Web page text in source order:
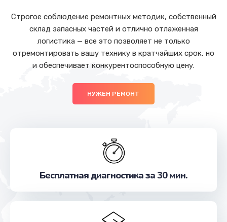
Строгое соблюдение ремонтных методик, собственный
склад запасных частей и отлично отлаженная
логистика — все это позволяет не только
отремонтировать вашу технику в кратчайших срок, но
и обеспечивает конкурентоспособную цену.
НУЖЕН РЕМОНТ
Бесплатная диагностика за 30 мин.